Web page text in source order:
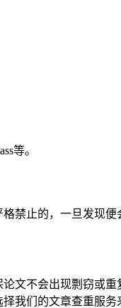
等。
禁止的，一旦发现便
文不会出现剽窃或
我们的文章查重服务